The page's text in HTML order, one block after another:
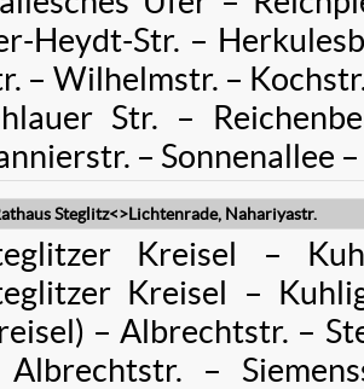
Heydt-Str. –
– Wilhelmstr. –
Str. –
– Sonnenallee
Steglitz<>Lichtenrade, Nahariyastr.
Kreisel –
Kreisel –
– Albrechtstr. –
–